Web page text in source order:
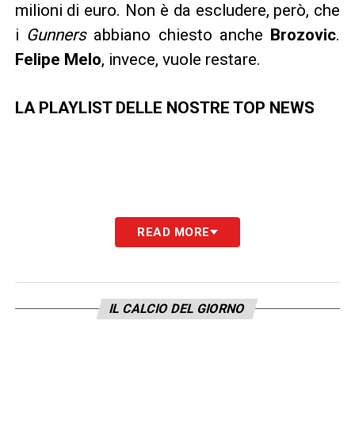
milioni di euro. Non è da escludere, però, che
i Gunnersabbiano chiesto anche Brozovic.
Felipe Melo, invece, vuole restare.
LA PLAYLIST DELLE NOSTRE TOP NEWS
READ MORE
IL CALCIO DEL GIORNO